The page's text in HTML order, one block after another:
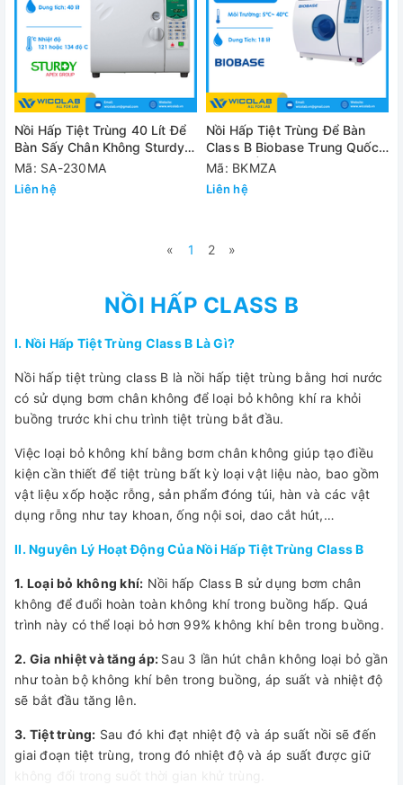
Nồi Hấp Tiệt Trùng 40 Lít Để
Bàn Sấy Chân Không Sturdy
SA-230MA
Mã: SA-230MA
Liên hệ
Nồi Hấp Tiệt Trùng Để Bàn
Class B Biobase Trung Quốc
BKMZA | Sấy Chân Không
Mã: BKMZA
Liên hệ
« 1 2 »
NỒI HẤP CLASS B
I. Nồi Hấp Tiệt Trùng Class B Là Gì?
Nồi hấp tiệt trùng class B là nồi hấp tiệt trùng bằng hơi nước
có sử dụng bơm chân không để loại bỏ không khí ra khỏi
buồng trước khi chu trình tiệt trùng bắt đầu.
Việc loại bỏ không khí bằng bơm chân không giúp tạo điều
kiện cần thiết để tiệt trùng bất kỳ loại vật liệu nào, bao gồm
vật liệu xốp hoặc rỗng, sản phẩm đóng túi, hàn và các vật
dụng rỗng như tay khoan, ống nội soi, dao cắt hút,…
II. Nguyên Lý Hoạt Động Của Nồi Hấp Tiệt Trùng Class B
1. Loại bỏ không khí: Nồi hấp Class B sử dụng bơm chân
không để đuổi hoàn toàn không khí trong buồng hấp. Quá
trình này có thể loại bỏ hơn 99% không khí bên trong buồng.
2. Gia nhiệt và tăng áp: Sau 3 lần hút chân không loại bỏ gần
như toàn bộ không khí bên trong buồng, áp suất và nhiệt độ
sẽ bắt đầu tăng lên.
3. Tiệt trùng: Sau đó khi đạt nhiệt độ và áp suất nồi sẽ đến
giai đoạn tiệt trùng, trong đó nhiệt độ và áp suất được giữ